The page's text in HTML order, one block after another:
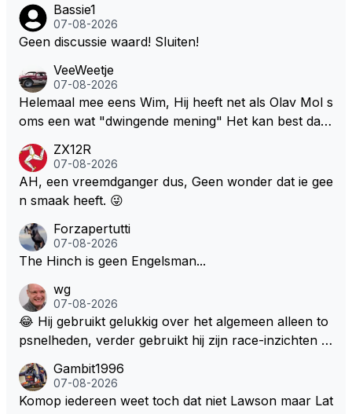
Bassie1
07-08-2026
Geen discussie waard! Sluiten!
VeeWeetje
07-08-2026
Helemaal mee eens Wim, Hij heeft net als Olav Mol s
oms een wat "dwingende mening" Het kan best dat
l bij Windsor op te roepen. Maar in een tijd zonder r
aces zijn dit leuke berichtjes
ZX12R
07-08-2026
AH, een vreemdganger dus, Geen wonder dat ie gee
n smaak heeft. 😜
Forzapertutti
07-08-2026
The Hinch is geen Engelsman...
wg
07-08-2026
😂 Hij gebruikt gelukkig over het algemeen alleen to
psnelheden, verder gebruikt hij zijn race-inzichten q
een bocht zegt helemaal niets, dus wat dat betreft h
eeft hij sowieso gelijk 😂.
Gambit1996
07-08-2026
Komop iedereen weet toch dat niet Lawson maar Lat